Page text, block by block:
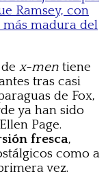
Ramsey, con
más madura del
x-men tiene
tras casi
de Fox,
ya han sido
Page.
fresca,
como a
vez.